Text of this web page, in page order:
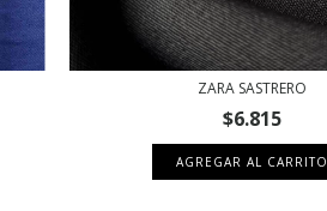
ZARA SASTRERO
$6.815
AGREGAR AL CARRITO